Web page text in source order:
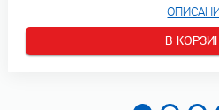
В